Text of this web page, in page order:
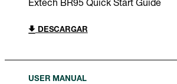
Extech BR95 Quick Start Guide
DESCARGAR
USER MANUAL